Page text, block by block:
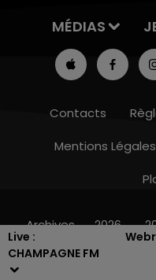
Live :
CHAMPAGNE FM
MÉDIAS
Contacts
Mentions Légales
Archives 2026